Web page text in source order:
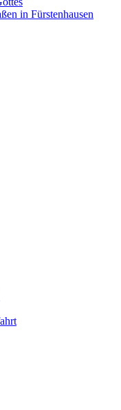
in Fürstenhausen